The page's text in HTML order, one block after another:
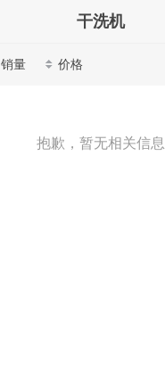
干洗机
销量 价格
抱歉，暂无相关信息